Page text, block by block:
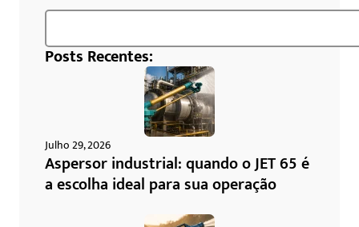
Posts Recentes:
Julho 29, 2026
Aspersor industrial: quando o JET 65 é
a escolha ideal para sua operação